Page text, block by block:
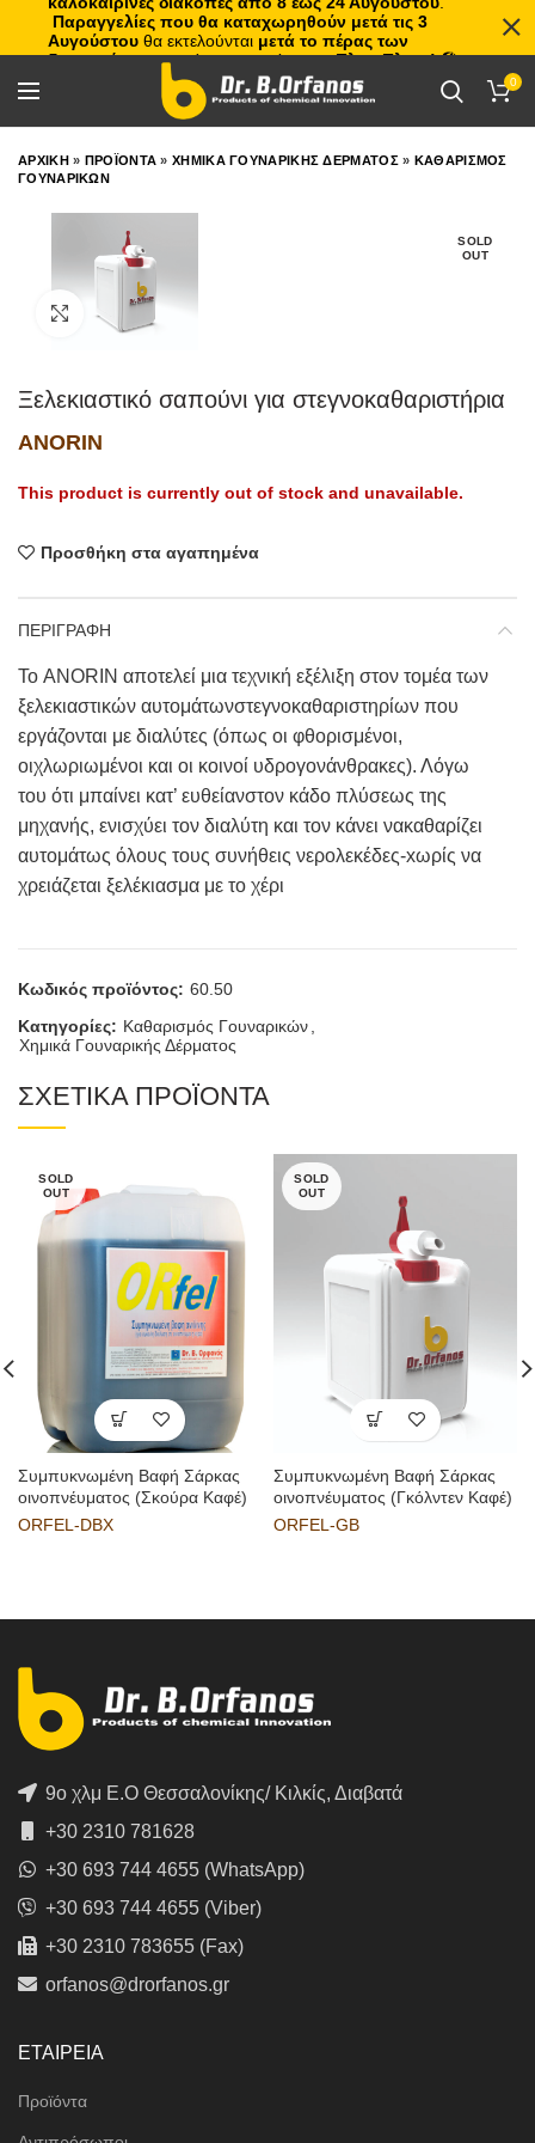
0
ΑΡΧΙΚΗ» ΠΡΟΪΟΝΤΑ »ΧΗΜΙΚΑ ΓΟΥΝΑΡΙΚΗΣ ΔΕΡΜΑΤΟΣ » ΚΑΘΑΡΙΣΜΟΣ
ΓΟΥΝΑΡΙΚΩΝ
SOLD
OUT
Click to enlarge
Ξελεκιαστικό σαπούνι για στεγνοκαθαριστήρια
ANORIN
This product is currently out of stock and unavailable.
Προσθήκη στα αγαπημένα
ΠΕΡΙΓΡΑΦΗ
Το ANORIN αποτελεί μια τεχνική εξέλιξη στον τομέα των
ξελεκιαστικών αυτομάτωνστεγνοκαθαριστηρίων που
εργάζονται με διαλύτες (όπως οι φθορισμένοι,
οιχλωριωμένοι και οι κοινοί υδρογονάνθρακες). Λόγω
του ότι μπαίνει κατ’ ευθείανστον κάδο πλύσεως της
μηχανής, ενισχύει τον διαλύτη και τον κάνει νακαθαρίζει
αυτομάτως όλους τους συνήθεις νερολεκέδες-xωρίς να
χρειάζεται ξελέκιασμα με το χέρι
Κωδικός προϊόντος: 60.50
Κατηγορίες: Καθαρισμός Γουναρικών
Χημικά Γουναρικής Δέρματος
ΣΧΕΤΙΚΑ ΠΡΟΪΟΝΤΑ
SOLD
OUT
Συμπυκνωμένη Βαφή Σάρκας
οινοπνέυματος (Σκούρα Καφέ)
ORFEL-DBX
SOLD
OUT
Συμπυκνωμένη Βαφή Σάρκας
οινοπνέυματος (Γκόλντεν Καφέ)
ORFEL-GB
9ο χλμ Ε.Ο Θεσσαλονίκης/ Κιλκίς, Διαβατά
+30 2310 781628
+30 693 744 4655 (WhatsApp)
+30 693 744 4655 (Viber)
+30 2310 783655 (Fax)
orfanos@drorfanos.gr
ΕΤΑΙΡΕΙΑ
Προϊόντα
Παραγγελίες που θα καταχωρηθούν μετά τις 3
Αυγούστου θα εκτελούνται μετά το πέρας των
διακοπών, με σειρά προτεραιότητας.Πλιτς Πλατς!🏖️🌊